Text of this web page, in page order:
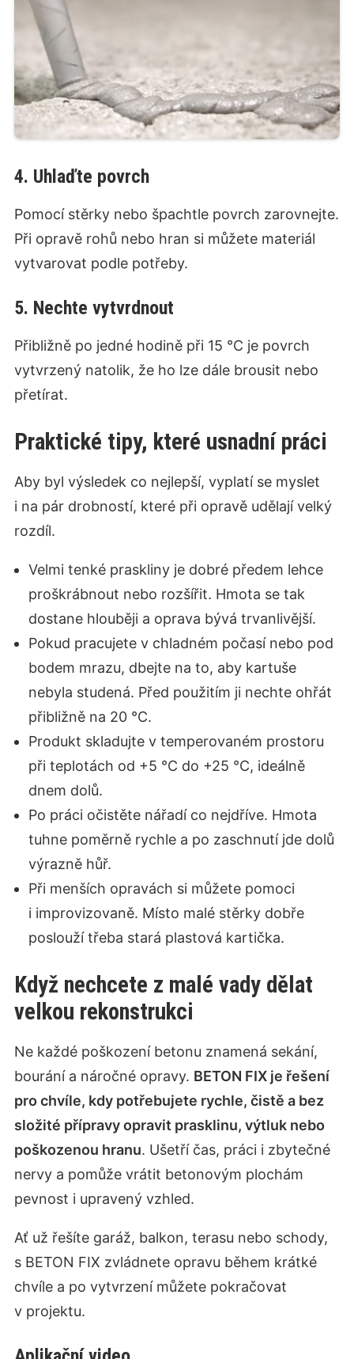
4. Uhlaďte povrch
Pomocí stěrky nebo špachtle povrch zarovnejte.
Při opravě rohů nebo hran si můžete materiál
vytvarovat podle potřeby.
5. Nechte vytvrdnout
Přibližně po jedné hodině při 15 °C je povrch
vytvrzený natolik, že ho lze dále brousit nebo
přetírat.
Praktické tipy, které usnadní práci
Aby byl výsledek co nejlepší, vyplatí se myslet
i na pár drobností, které při opravě udělají velký
rozdíl.
Velmi tenké praskliny je dobré předem lehce
proškrábnout nebo rozšířit. Hmota se tak
dostane hlouběji a oprava bývá trvanlivější.
Pokud pracujete v chladném počasí nebo pod
bodem mrazu, dbejte na to, aby kartuše
nebyla studená. Před použitím ji nechte ohřát
přibližně na 20 °C.
Produkt skladujte v temperovaném prostoru
při teplotách od +5 °C do +25 °C, ideálně
dnem dolů.
Po práci očistěte nářadí co nejdříve. Hmota
tuhne poměrně rychle a po zaschnutí jde dolů
výrazně hůř.
Při menších opravách si můžete pomoci
i improvizovaně. Místo malé stěrky dobře
poslouží třeba stará plastová kartička.
Když nechcete z malé vady dělat
velkou rekonstrukci
Ne každé poškození betonu znamená sekání,
bourání a náročné opravy. BETON FIX je řešení
pro chvíle, kdy potřebujete rychle, čistě a bez
složité přípravy opravit prasklinu, výtluk nebo
poškozenou hranu. Ušetří čas, práci i zbytečné
nervy a pomůže vrátit betonovým plochám
pevnost i upravený vzhled.
Ať už řešíte garáž, balkon, terasu nebo schody,
s BETON FIX zvládnete opravu během krátké
chvíle a po vytvrzení můžete pokračovat
v projektu.